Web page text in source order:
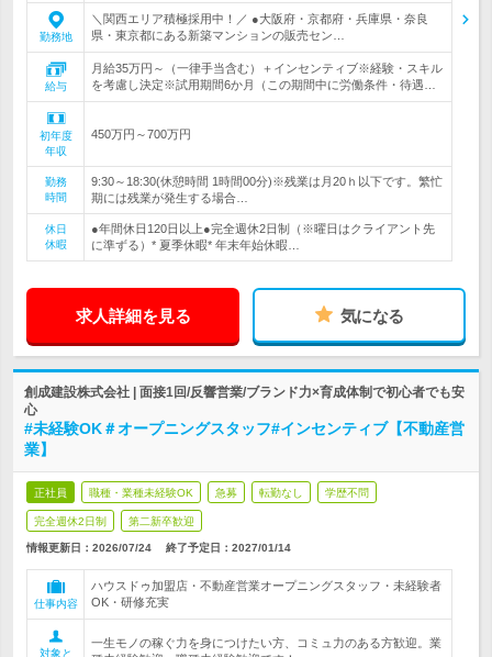
勤務地
＼関西エリア積極採用中！／ ●大阪府・京都府・兵庫県・奈良
県・東京都にある新築マンションの販売セン…
給与
月給35万円～（一律手当含む）＋インセンティブ※経験・スキル
を考慮し決定※試用期間6か月（この期間中に労働条件・待遇…
初年度
年収
450万円～700万円
勤務
時間
9:30～18:30(休憩時間 1時間00分)※残業は月20ｈ以下です。繁忙
期には残業が発生する場合…
休日
休暇
●年間休日120日以上●完全週休2日制（※曜日はクライアント先
に準ずる）* 夏季休暇* 年末年始休暇…
求人詳細を見る 気になる
創成建設株式会社 | 面接1回/反響営業/ブランド力×育成体制で初心者でも安
心
#未経験OK＃オープニングスタッフ#インセンティブ【不動産営
業】
正社員 職種・業種未経験OK 急募 転勤なし 学歴不問
完全週休2日制 第二新卒歓迎
情報更新日：2026/07/24 終了予定日： 2027/01/14
仕事内容
ハウスドゥ加盟店・不動産営業オープニングスタッフ・未経験者
OK・研修充実
対象と
一生モノの稼ぐ力を身につけたい方、コミュ力のある方歓迎。業